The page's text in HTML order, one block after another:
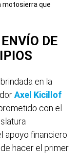
motosierra que
DE
en la
Axel Kicillof
con el
apoyo financiero
hacer el primer